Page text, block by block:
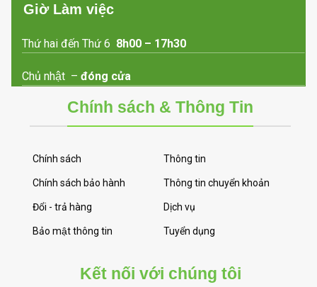
Giờ Làm việc
Thứ hai đến Thứ 6 8h00 – 17h30
Chủ nhật –đóng cửa
Chính sách & Thông Tin
Chính sách
Chính sách bảo hành
Đổi - trả hàng
Bảo mật thông tin
Thông tin
Thông tin chuyển khoản
Dịch vụ
Tuyển dụng
Kết nối với chúng tôi